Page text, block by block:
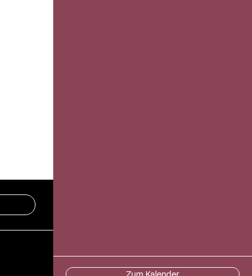
Zum Kalender